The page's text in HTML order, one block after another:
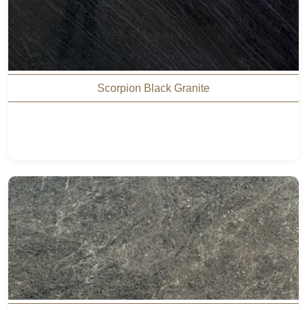
Scorpion Black Granite